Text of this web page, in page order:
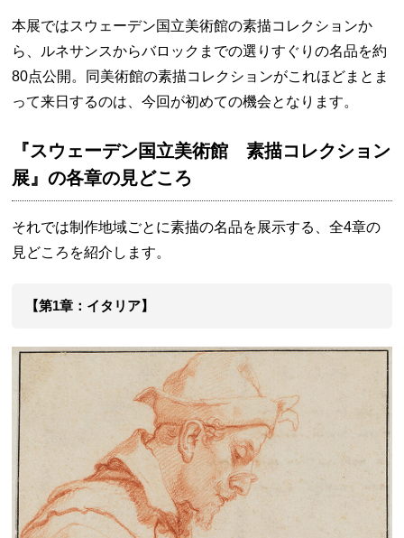
本展ではスウェーデン国立美術館の素描コレクションか
ら、ルネサンスからバロックまでの選りすぐりの名品を約
80点公開。同美術館の素描コレクションがこれほどまとま
って来日するのは、今回が初めての機会となります。
『スウェーデン国立美術館 素描コレクション
展』の各章の見どころ
それでは制作地域ごとに素描の名品を展示する、全4章の
見どころを紹介します。
【第1章：イタリア】